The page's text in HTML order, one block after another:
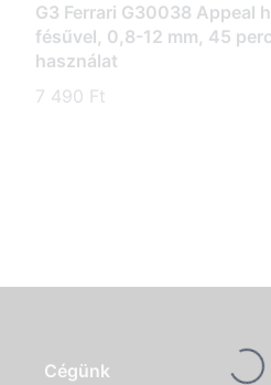
G3 Ferrari G30038 Appeal
fésűvel, 0,8-12 mm, 45
használat
7 490 Ft
Loading...
Cégünk